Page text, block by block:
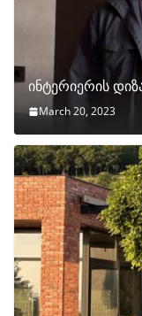
ინტერიერის
March 20, 2023